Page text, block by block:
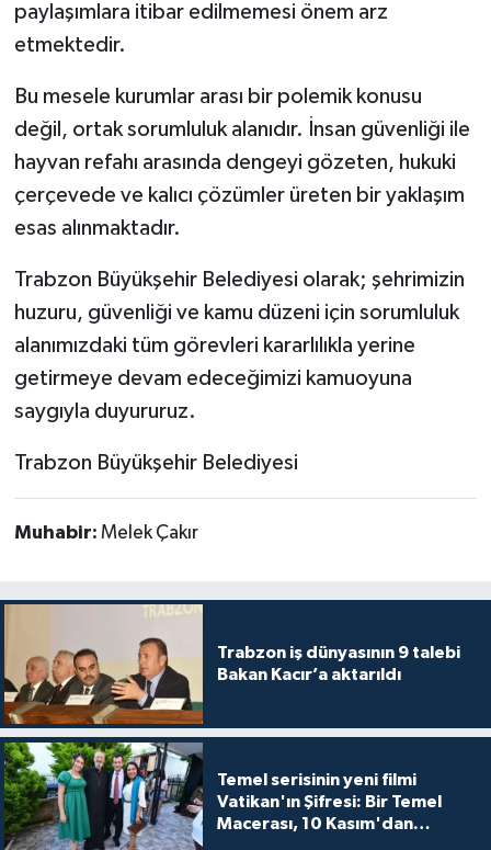
paylaşımlara itibar edilmemesi önem arz
etmektedir.
Bu mesele kurumlar arası bir polemik konusu
değil, ortak sorumluluk alanıdır. İnsan güvenliği ile
hayvan refahı arasında dengeyi gözeten, hukuki
çerçevede ve kalıcı çözümler üreten bir yaklaşım
esas alınmaktadır.
Trabzon Büyükşehir Belediyesi olarak; şehrimizin
huzuru, güvenliği ve kamu düzeni için sorumluluk
alanımızdaki tüm görevleri kararlılıkla yerine
getirmeye devam edeceğimizi kamuoyuna
saygıyla duyururuz.
Trabzon Büyükşehir Belediyesi
Muhabir: Melek Çakır
Trabzon iş dünyasının 9 talebi
Bakan Kacır’a aktarıldı
Temel serisinin yeni filmi
Vatikan'ın Şifresi: Bir Temel
Macerası, 10 Kasım'dan